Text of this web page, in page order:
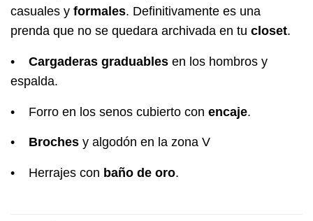
casuales y formales. Definitivamente es una
prenda que no se quedara archivada en tu closet.
• Cargaderas graduables en los hombros y
espalda.
• Forro en los senos cubierto con encaje.
• Broches y algodón en la zona V
• Herrajes con baño de oro.